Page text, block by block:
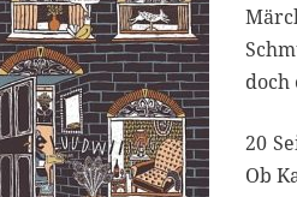
doch
20
Ob